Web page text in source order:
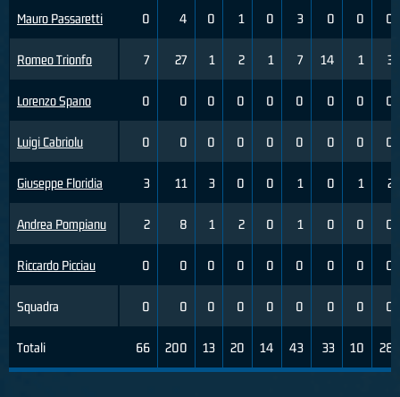
Mauro Passaretti
Romeo Trionfo
Lorenzo Spano
Luigi Cabriolu
Giuseppe Floridia
Andrea Pompianu
Riccardo Picciau
Squadra
Totali
0 4 0 1 0 3 0 0 0
7 27 1 2 1 7 14 1 3
0 0 0 0 0 0 0 0 0
0 0 0 0 0 0 0 0 0
3 11 3 0 0 1 0 1 2
2 8 1 2 0 1 0 0 0
0 0 0 0 0 0 0 0 0
0 0 0 0 0 0 0 0 0
66 200 13 20 14 43 33 10 28